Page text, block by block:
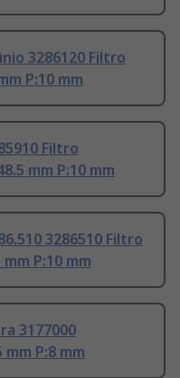
3286120 Filtro
P:10 mm
Filtro
mm P:10 mm
3286510 Filtro
P:10 mm
3177000
P:8 mm